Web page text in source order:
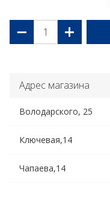
− +
Адрес магазина
Володарского, 25
Ключевая,14
Чапаева,14